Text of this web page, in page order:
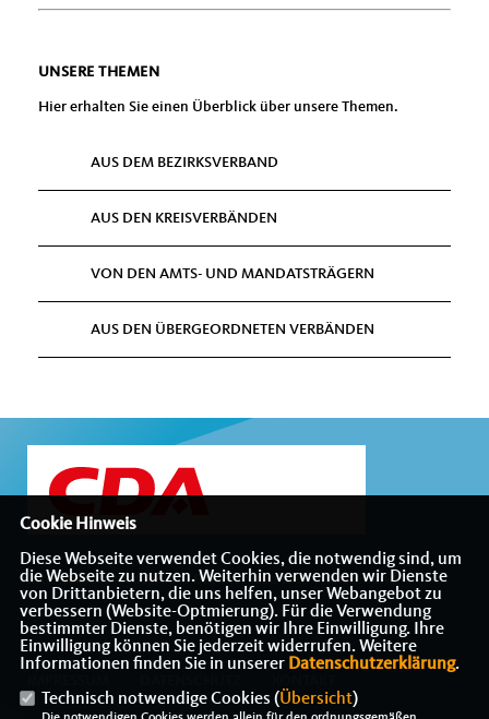
UNSERE THEMEN
Hier erhalten Sie einen Überblick über unsere Themen.
AUS DEM BEZIRKSVERBAND
AUS DEN KREISVERBÄNDEN
VON DEN AMTS- UND MANDATSTRÄGERN
AUS DEN ÜBERGEORDNETEN VERBÄNDEN
Internetauftritt des CDA-Bezirksverbandes Münsterland
Cookie Hinweis
Diese Webseite verwendet Cookies, die notwendig sind, um
die Webseite zu nutzen. Weiterhin verwenden wir Dienste
von Drittanbietern, die uns helfen, unser Webangebot zu
verbessern (Website-Optmierung). Für die Verwendung
bestimmter Dienste, benötigen wir Ihre Einwilligung. Ihre
Einwilligung können Sie jederzeit widerrufen. Weitere
Informationen finden Sie in unserer Datenschutzerklärung.
Technisch notwendige Cookies (Übersicht)